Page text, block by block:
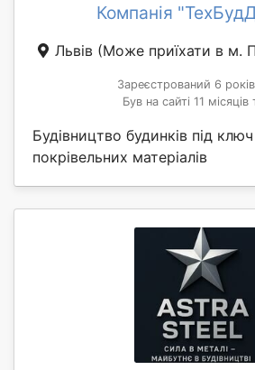
Компанія
Львів (Може приїхати в м.
Зареєстрований 6
Був на сайті 11
Будівництво будинків під
покрівельних матеріалів